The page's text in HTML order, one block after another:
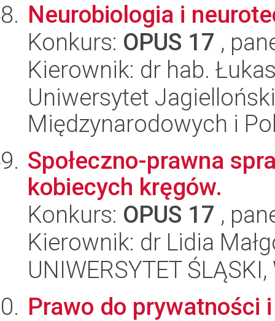
Neurobiologia i
Konkurs: OPUS 17 ,
Kierownik: dr hab.
Uniwersytet
Międzynarodowych i
Społeczno-prawna
kobiecych kręgów.
Konkurs: OPUS 17 ,
Kierownik: dr Lidia
UNIWERSYTET
Prawo do prywatności